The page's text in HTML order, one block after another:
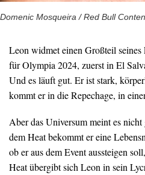
Domenic Mosqueira / Red Bull
Leon widmet einen Großteil
für Olympia 2024, zuerst in El
Und es läuft gut. Er ist stark,
kommt er in die Repechage, in
Aber das Universum meint es
dem Heat bekommt er eine
ob er aus dem Event aussteigen
Heat übergibt sich Leon in sein